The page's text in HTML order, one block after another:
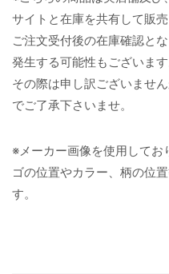
サイトと在庫を共有して販売
ご注文受付後の在庫確認と
発生する可能性もございます
その際は申し訳ございませ
でご了承下さいませ。
※メーカー画像を使用してお
ゴの位置やカラー、柄の位
す。